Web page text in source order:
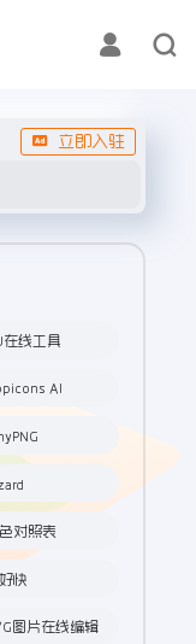
立即入驻
在线工具
AI
对照表
快
图片在线编辑